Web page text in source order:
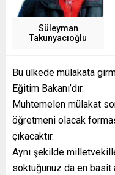
Süleyman
Takunyacıoğlu
Bu ülkede mülakata
Eğitim Bakanı’dır.
Muhtemelen mülakat
öğretmeni olacak
çıkacaktır.
Aynı şekilde
soktuğunuz da en